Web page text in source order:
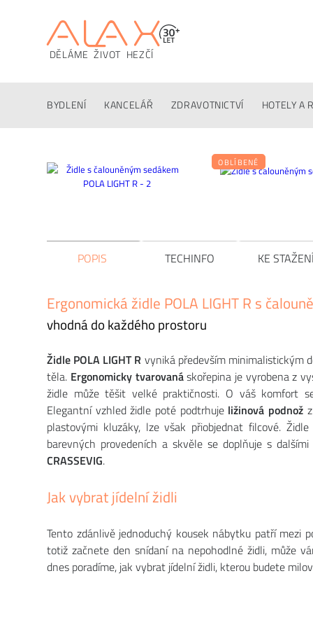
DĚLÁME ŽIVOT HEZČÍ
BYDLENÍ KANCELÁŘ ZDRAVOTNICTVÍ HOTELY A
OBLÍBENÉ
POPIS TECHINFO KE
Ergonomická židle POLA LIGHT R s
vhodná do každého prostoru
Židle POLA LIGHT R vyniká především minimalistickým
těla. Ergonomicky tvarovanáskořepina je vyrobena z
židle může těšit velké praktičnosti. O váš komfort
Elegantní vzhled židle poté podtrhuje ližinová podnož
plastovými kluzáky, lze však přiobjednat filcové.
barevných provedeních a skvěle se doplňuje s
CRASSEVIG.
Jak vybrat jídelní židli
Tento zdánlivě jednoduchý kousek nábytku patří mezi
totiž začnete den snídaní na nepohodlné židli, může
dnes poradíme, jak vybrat jídelní židli, kterou budete